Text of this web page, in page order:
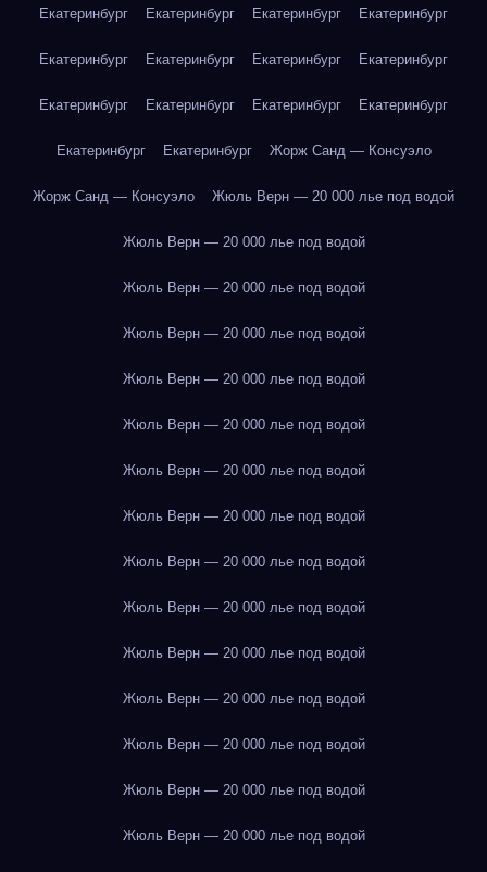
Екатеринбург Екатеринбург Екатеринбург Екатеринбург
Екатеринбург Екатеринбург Екатеринбург Екатеринбург
Екатеринбург Екатеринбург Екатеринбург Екатеринбург
Екатеринбург Екатеринбург Жорж Санд — Консуэло
Жорж Санд — Консуэло Жюль Верн — 20 000 лье под водой
Жюль Верн — 20 000 лье под водой
Жюль Верн — 20 000 лье под водой
Жюль Верн — 20 000 лье под водой
Жюль Верн — 20 000 лье под водой
Жюль Верн — 20 000 лье под водой
Жюль Верн — 20 000 лье под водой
Жюль Верн — 20 000 лье под водой
Жюль Верн — 20 000 лье под водой
Жюль Верн — 20 000 лье под водой
Жюль Верн — 20 000 лье под водой
Жюль Верн — 20 000 лье под водой
Жюль Верн — 20 000 лье под водой
Жюль Верн — 20 000 лье под водой
Жюль Верн — 20 000 лье под водой